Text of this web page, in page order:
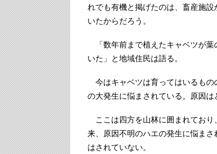
れでも有機と掲げたのは、畜産施
いたからだろう。
「数年前まで植えたキャベツが葉
いた」と地域住民は語る。
今はキャベツは育ってはいるもの
の大発生に悩まされている。原因は
ここは四方を山林に囲まれており
来、原因不明のハエの発生に悩ま
はされていない。